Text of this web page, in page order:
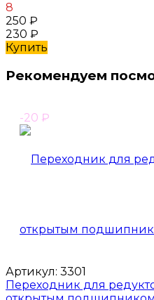
8
250 ₽
230 ₽
Купить
Рекомендуем
-20 ₽
Артикул: 3301
Переходник для